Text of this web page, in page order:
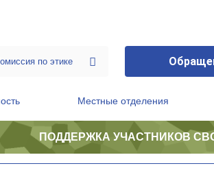
Местные отделения
ПОДДЕРЖКА УЧАСТНИКОВ